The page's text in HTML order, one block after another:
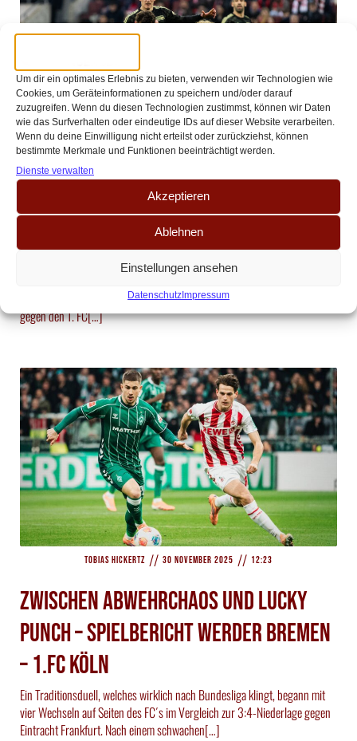
Um dir ein optimales Erlebnis zu bieten, verwenden wir Technologien wie
Cookies, um Geräteinformationen zu speichern und/oder darauf
zuzugreifen. Wenn du diesen Technologien zustimmst, können wir Daten
wie das Surfverhalten oder eindeutige IDs auf dieser Website verarbeiten.
Wenn du deine Einwilligung nicht erteilst oder zurückziehst, können
bestimmte Merkmale und Funktionen beeinträchtigt werden.
Dienste verwalten
Akzeptieren
Ablehnen
Einstellungen ansehen
DatenschutzImpressum
Jan Bramborski // 21 Dezember 2025 // 12:27
Erneute Last-Minute Niederlage –
Effektive Unioner bestrafen FC-
Unterzahl
Nach der bitteren Niederlage im Nachbarschaftsduell gegen Leverkusen
und fünf Spielen ohne Sieg ging es ins letzte Saisonspiel des Jahres 2025
gegen den 1. FC[…]
Tobias Hickertz // 30 November 2025 // 12:23
Zwischen Abwehrchaos und Lucky
Punch – Spielbericht Werder Bremen
– 1.FC Köln
Ein Traditionsduell, welches wirklich nach Bundesliga klingt, begann mit
vier Wechseln auf Seiten des FC´s im Vergleich zur 3:4-Niederlage gegen
Eintracht Frankfurt. Nach einem schwachen[…]